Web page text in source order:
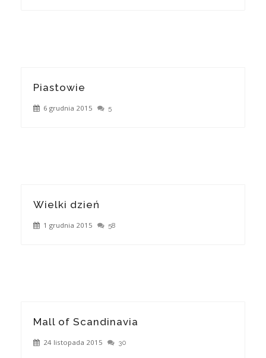
Piastowie
6 grudnia 2015 5
Wielki dzień
1 grudnia 2015 58
Mall of Scandinavia
24 listopada 2015 30